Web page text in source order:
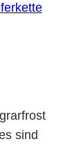
sind